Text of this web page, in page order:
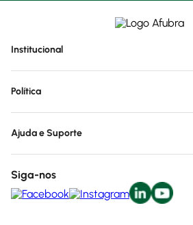
Institucional
Política
Ajuda e Suporte
Siga-nos